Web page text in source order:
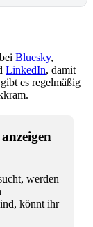
Bluesky,
LinkedIn, damit
es regelmäßig
werden
könnt ihr